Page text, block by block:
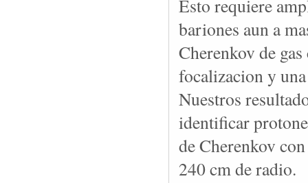
Esto requiere
bariones aun a
Cherenkov de
focalizacion y
Nuestros
identificar
de Cherenkov
240 cm de radio.